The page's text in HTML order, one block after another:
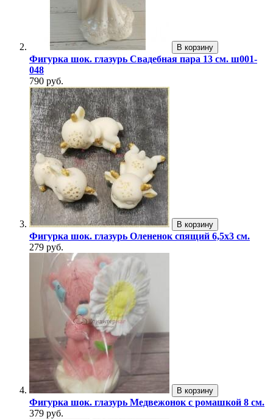
В корзину
Фигурка шок. глазурь Свадебная пара 13 см. ш001-
048
790 руб.
В корзину
Фигурка шок. глазурь Олененок спящий 6,5х3 см.
279 руб.
В корзину
Фигурка шок. глазурь Медвежонок с ромашкой 8 см.
379 руб.